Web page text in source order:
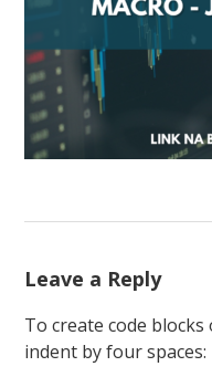
Leave a Reply
To create code
indent by four spaces: